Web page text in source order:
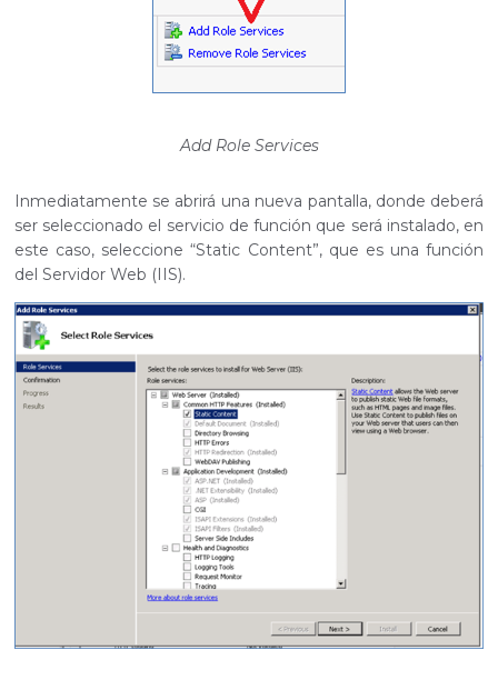
Add Role Services
Inmediatamente se abrirá una nueva pantalla, donde deberá
ser seleccionado el servicio de función que será instalado, en
este caso, seleccione “Static Content”, que es una función
del Servidor Web (IIS).